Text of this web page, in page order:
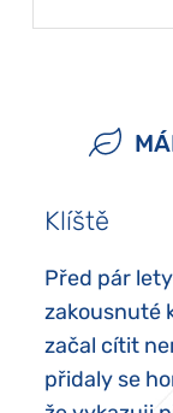
Klíště
Před pár
zakousnuté
začal cítit
přidaly se